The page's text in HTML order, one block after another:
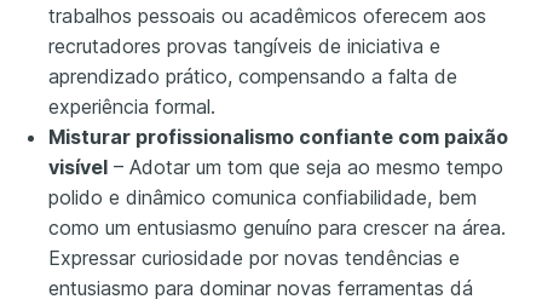
trabalhos pessoais ou acadêmicos oferecem aos
recrutadores provas tangíveis de iniciativa e
aprendizado prático, compensando a falta de
experiência formal.
Misturar profissionalismo confiante com paixão
visível – Adotar um tom que seja ao mesmo tempo
polido e dinâmico comunica confiabilidade, bem
como um entusiasmo genuíno para crescer na área.
Expressar curiosidade por novas tendências e
entusiasmo para dominar novas ferramentas dá